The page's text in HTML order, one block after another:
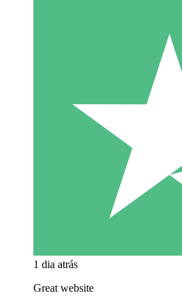
1 dia atrás
Great website